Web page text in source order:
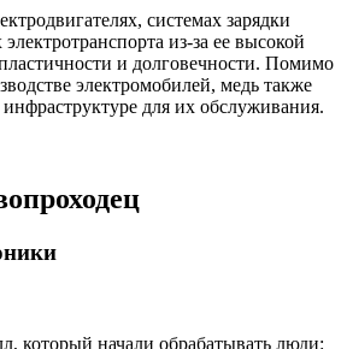
системах зарядки
из-за ее высокой
и долговечности. Помимо
электромобилей, медь также
для их обслуживания.
который начали обрабатывать люди: